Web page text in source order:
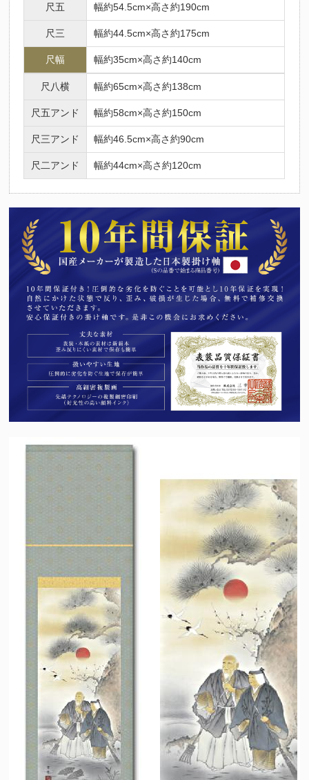
尺五 幅約54.5cm×高さ約190cm
尺三 幅約44.5cm×高さ約175cm
尺幅 幅約35cm×高さ約140cm
尺八横 幅約65cm×高さ約138cm
尺五アンド 幅約58cm×高さ約150cm
尺三アンド 幅約46.5cm×高さ約90cm
尺二アンド 幅約44cm×高さ約120cm